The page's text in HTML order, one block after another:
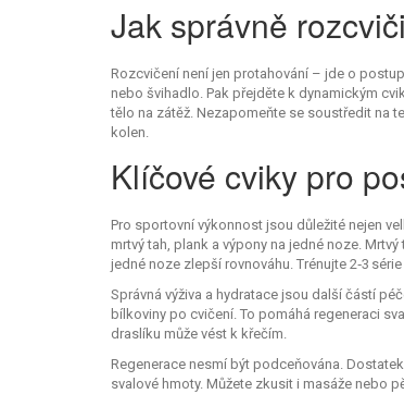
Jak správně
Rozcvičení není jen protahování – jde o
nebo švihadlo. Pak přejděte k dynamickým
tělo na zátěž. Nezapomeňte se soustředit na
kolen.
Klíčové cviky pro
Pro sportovní výkonnost jsou důležité nejen
mrtvý tah, plank a výpony na jedné noze.
jedné noze zlepší rovnováhu. Trénujte 2‑3
Správná výživa a hydratace jsou další částí
bílkoviny po cvičení. To pomáhá regeneraci
draslíku může vést k křečím.
Regenerace nesmí být podceňována.
svalové hmoty. Můžete zkusit i masáže nebo